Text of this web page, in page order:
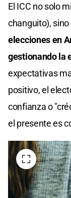
El ICC no solo
changuito),
elecciones en
gestionando la
expectativas
positivo, el
confianza o
el presente es